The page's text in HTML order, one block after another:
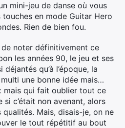
mini-jeu de danse où vous
en mode Guitar Hero
Rien de bien fou.
noter définitivement ce
les années 90, le jeu et ses
qu’à l’époque, la
une bonne idée mais…
mais qui fait oublier tout ce
c’était non avenant, alors
Mais, disais-je, on ne
le tout répétitif au bout